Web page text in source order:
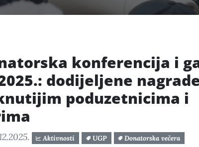
konferencija i
dodijeljene
poduzetnicima i
Aktivnosti UGP Donatorska večera